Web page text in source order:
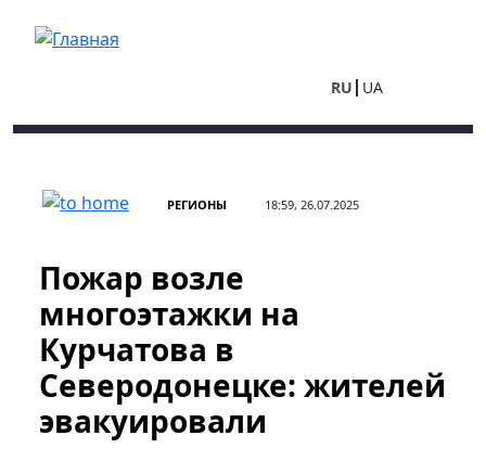
RU UA
РЕГИОНЫ 18:59, 26.07.2025
Пожар возле
многоэтажки на
Курчатова в
Северодонецке: жителей
эвакуировали